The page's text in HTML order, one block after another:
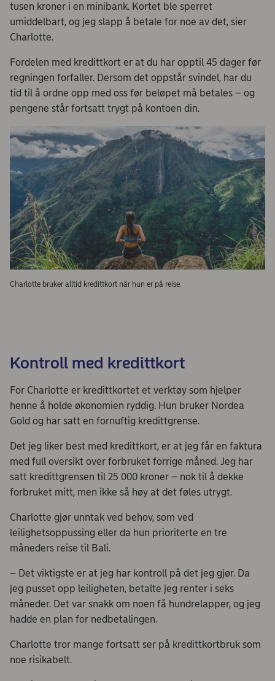
tusen kroner i en minibank. Kortet ble sperret
umiddelbart, og jeg slapp å betale for noe av det, sier
Charlotte.
Fordelen med kredittkort er at du har opptil 45 dager før
regningen forfaller. Dersom det oppstår svindel, har du
tid til å ordne opp med oss før beløpet må betales – og
pengene står fortsatt trygt på kontoen din.
Charlotte bruker alltid kredittkort når hun er på reise.
Kontroll med kredittkort
For Charlotte er kredittkortet et verktøy som hjelper
henne å holde økonomien ryddig. Hun bruker Nordea
Gold og har satt en fornuftig kredittgrense.
Det jeg liker best med kredittkort, er at jeg får en faktura
med full oversikt over forbruket forrige måned. Jeg har
satt kredittgrensen til 25 000 kroner – nok til å dekke
forbruket mitt, men ikke så høy at det føles utrygt.
Charlotte gjør unntak ved behov, som ved
leilighetsoppussing eller da hun prioriterte en tre
måneders reise til Bali.
– Det viktigste er at jeg har kontroll på det jeg gjør. Da
jeg pusset opp leiligheten, betalte jeg renter i seks
måneder. Det var snakk om noen få hundrelapper, og jeg
hadde en plan for nedbetalingen.
Charlotte tror mange fortsatt ser på kredittkortbruk som
noe risikabelt.